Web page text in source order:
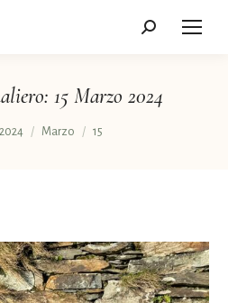
Cerca:
15 Marzo 2024
2024 Marzo 15